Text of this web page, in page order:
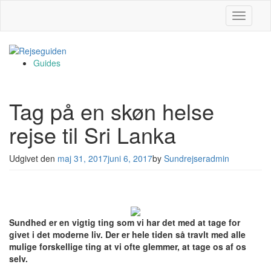
Slå
Guides
Tag på en skøn helse
rejse til Sri Lanka
Udgivet den maj 31, 2017juni 6, 2017by Sundrejseradmin
Sundhed er en vigtig ting som vi har det med at tage for
givet i det moderne liv. Der er hele tiden så travlt med alle
mulige forskellige ting at vi ofte glemmer, at tage os af os
selv.